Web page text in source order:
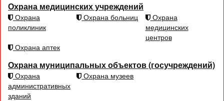
Охрана медицинских учреждений
Охрана
поликлиник
Охрана больниц
Охрана
медицинских
центров
Охрана аптек
Охрана муниципальных объектов (госучреждений)
Охрана
административных
зданий
Охрана музеев